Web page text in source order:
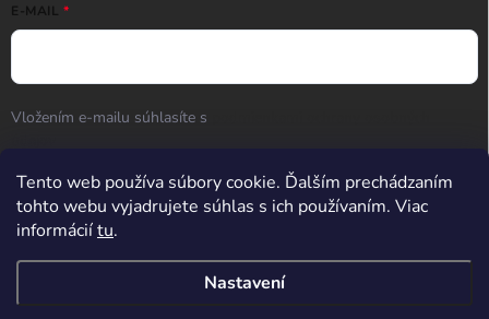
Tento web používa súbory cookie. Ďalším prechádzaním
tohto webu vyjadrujete súhlas s ich používaním. Viac
informáciítu.
Nastavení
E-MAIL
Vložením e-mailu súhlasíte s
Přihlásit se
Hodnotenie obchodu